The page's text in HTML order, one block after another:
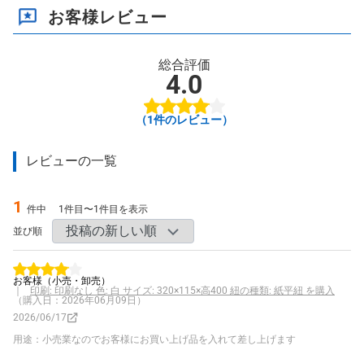
お客様レビュー
総合評価
4.0
（1件のレビュー）
レビューの一覧
1 件中
1件目〜1件目を表示
並び順
お客様 （小売・卸売）
｜ 印刷: 印刷なし 色: 白 サイズ: 320×115×高400 紐の種類: 紙平紐 を購入
（購入日：2026年06月09日）
2026/06/17
用途：小売業なのでお客様にお買い上げ品を入れて差し上げます